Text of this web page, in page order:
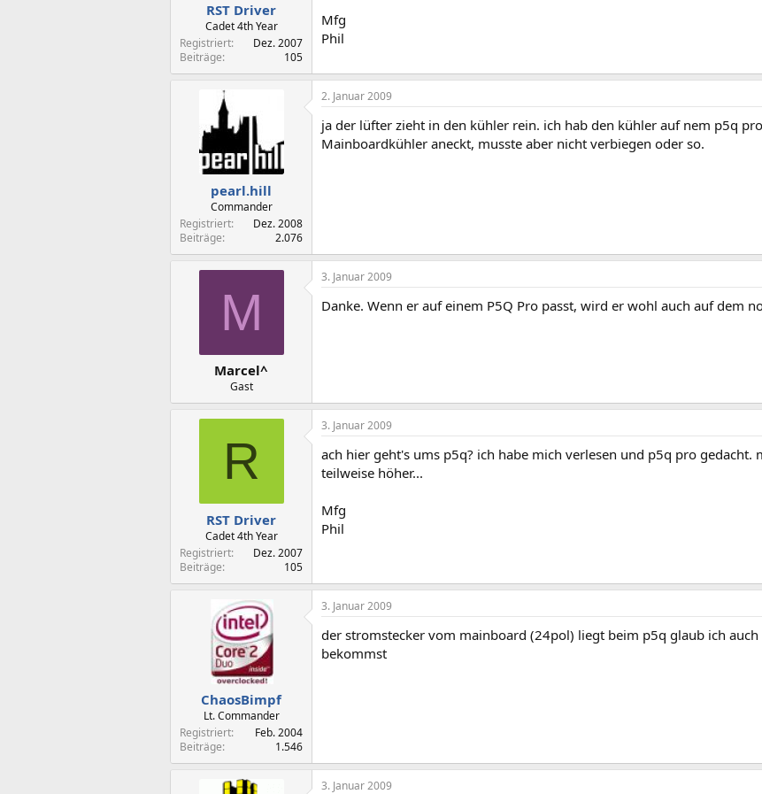
RST Driver
Cadet 4th Year
Registriert
Dez. 2007
Beiträge
105
Mfg
Phil
pearl.hill
Commander
Registriert
Dez. 2008
Beiträge
2.076
2. Januar 2009
ja der lüfter zieht in den kühler rein. ich hab den kühler auf nem p5q
Mainboardkühler aneckt, musste aber nicht verbiegen oder so.
M
Marcel^
Gast
3. Januar 2009
Danke. Wenn er auf einem P5Q Pro passt, wird er wohl auch auf dem
R
RST Driver
Cadet 4th Year
Registriert
Dez. 2007
Beiträge
105
3. Januar 2009
ach hier geht's ums p5q? ich habe mich verlesen und p5q pro
teilweise höher...
Mfg
Phil
ChaosBimpf
Lt. Commander
Registriert
Feb. 2004
Beiträge
1.546
3. Januar 2009
der stromstecker vom mainboard (24pol) liegt beim p5q glaub ich
bekommst
3. Januar 2009